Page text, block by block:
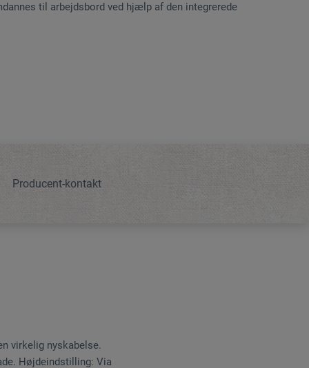
til arbejdsbord ved hjælp af den integrerede
Producent-kontakt
virkelig nyskabelse.
Højdeindstilling: Via